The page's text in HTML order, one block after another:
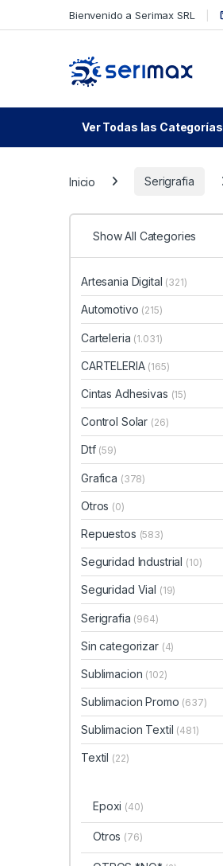
Bienvenido a Serimax SRL
Ver Todas las Categorías
Inicio Serigrafia
Show All Categories
Artesania Digital (321)
Automotivo (215)
Carteleria (1.031)
CARTELERIA (165)
Cintas Adhesivas (15)
Control Solar (26)
Dtf (59)
Grafica (378)
Otros (0)
Repuestos (583)
Seguridad Industrial (10)
Seguridad Vial (19)
Serigrafia (964)
Sin categorizar (4)
Sublimacion (102)
Sublimacion Promo (637)
Sublimacion Textil (481)
Textil (22)
Epoxi (40)
Otros (76)